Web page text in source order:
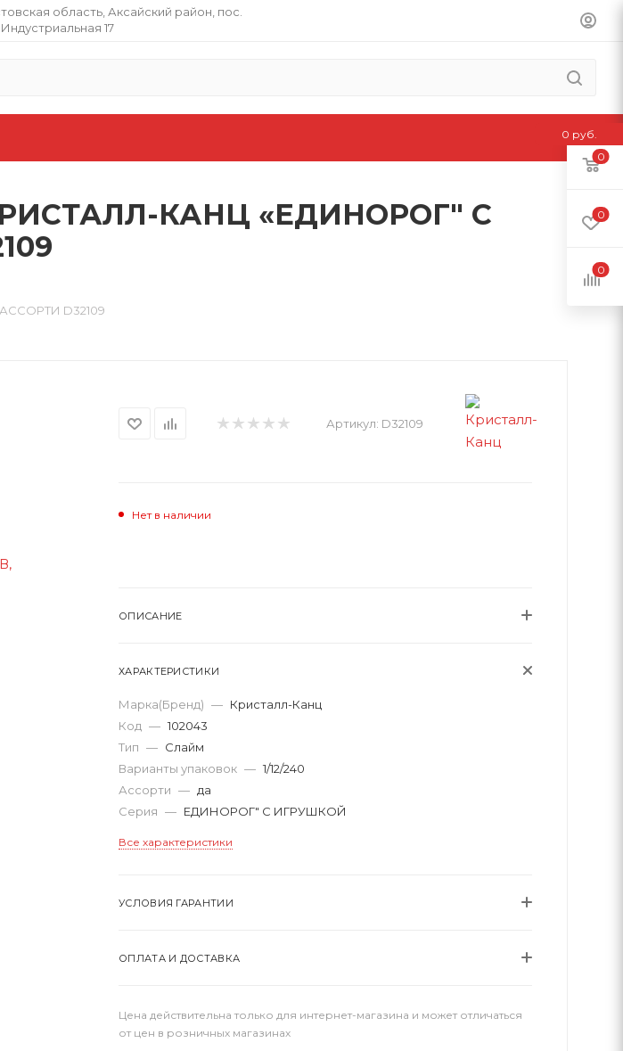
область​, Аксайский район, пос.
17
КАНЦ «ЕДИНОРОГ" С
D32109
Артикул: D32109
Нет в наличии
ОПИСАНИЕ
ХАРАКТЕРИСТИКИ
Марка(Бренд) — Кристалл-Канц
Код — 102043
Тип — Слайм
Варианты упаковок — 1/12/240
Ассорти — да
Серия — ЕДИНОРОГ" С ИГРУШКОЙ
Все характеристики
УСЛОВИЯ ГАРАНТИИ
ОПЛАТА И ДОСТАВКА
Цена действительна только для интернет-магазина и может отличаться
от цен в розничных магазинах
0
0
0
0 руб.